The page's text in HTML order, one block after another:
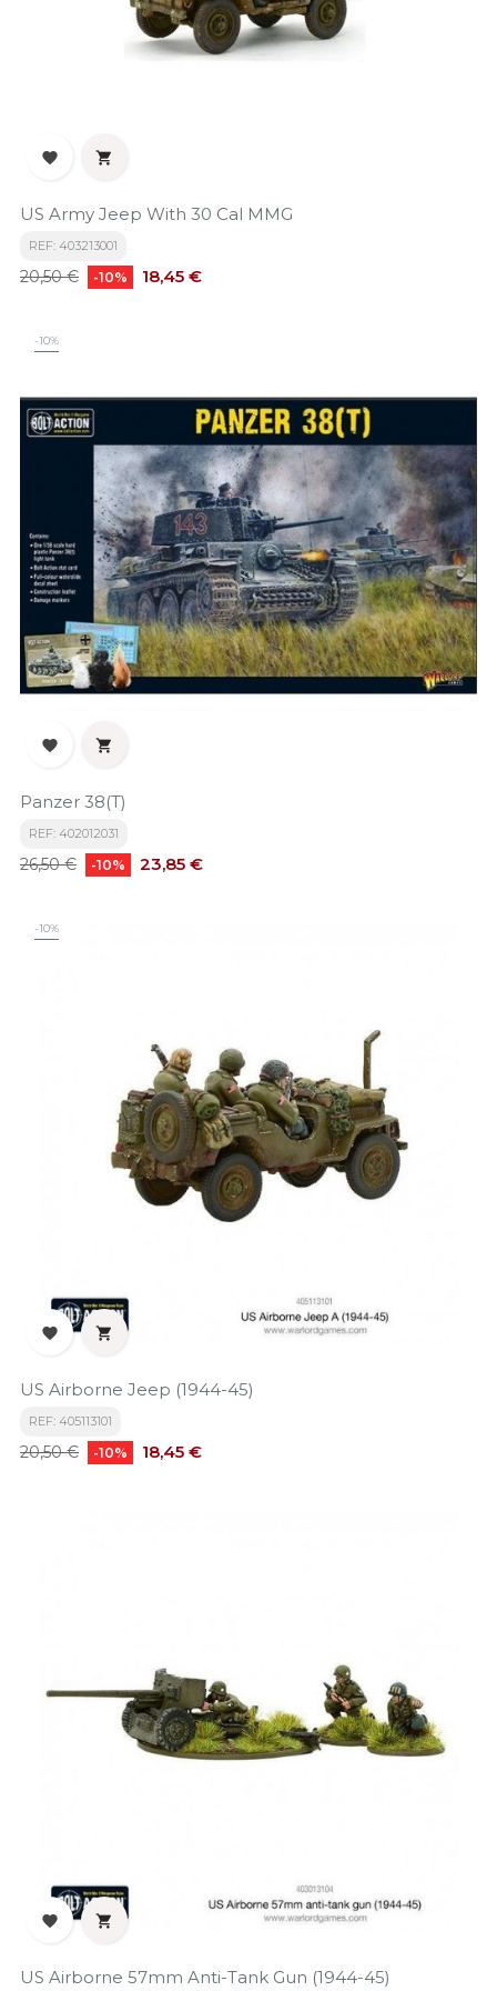
 
US Army Jeep With 30 Cal MMG
REF: 403213001
Precio
20,50 € -10% Precio
18,45 €
-10%
 
Panzer 38(t)
REF: 402012031
Precio
26,50 € -10% Precio
23,85 €
-10%
 
US Airborne Jeep (1944-45)
REF: 405113101
Precio
20,50 € -10% Precio
18,45 €
 
US Airborne 57mm Anti-Tank Gun (1944-45)